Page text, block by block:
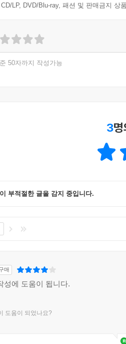
LP, DVD/Blu-ray, 패션 및 판매금지 상
50자까지 작성가능
3
이 부적절한 글을 감지 중입니다.
매
성에 도움이 됩니다.
도움이 되었나요?